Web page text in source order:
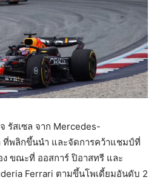
รัสเซล จาก Mercedes-
ที่พลิกขึ้นนำ และจัดการคว้าแชมป์ที่
ง ขณะที่ ออสการ์ ปิอาสทรี และ
Ferrari ตามขึ้นโพเดี้ยมอันดับ 2